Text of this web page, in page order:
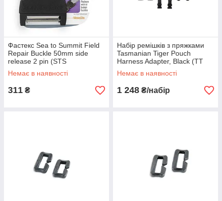
Фастекс Sea to Summit Field
Repair Buckle 50mm side
release 2 pin (STS
AFRB50SRPP)
Немає в наявності
311 ₴
Набір ремішків з пряжками
Tasmanian Tiger Pouch
Harness Adapter, Black (TT
7281.040)
Немає в наявності
1 248 ₴/набір